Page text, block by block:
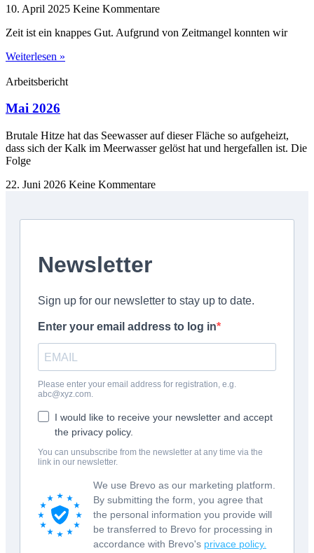
10. April 2025 Keine Kommentare
Zeit ist ein knappes Gut. Aufgrund von Zeitmangel konnten wir
Weiterlesen »
Arbeitsbericht
Mai 2026
Brutale Hitze hat das Seewasser auf dieser Fläche so aufgeheizt,
dass sich der Kalk im Meerwasser gelöst hat und hergefallen ist. Die
Folge
22. Juni 2026 Keine Kommentare